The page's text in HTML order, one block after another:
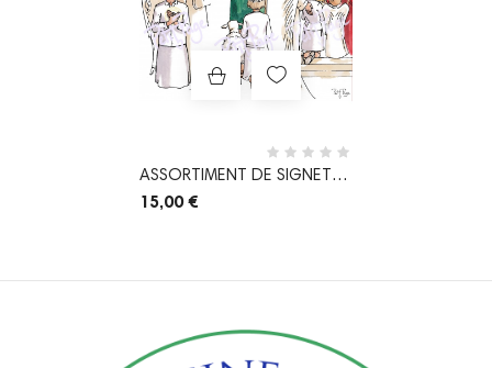
ASSORTIMENT DE SIGNETS
DE PREMIÈRE...
15,00 €